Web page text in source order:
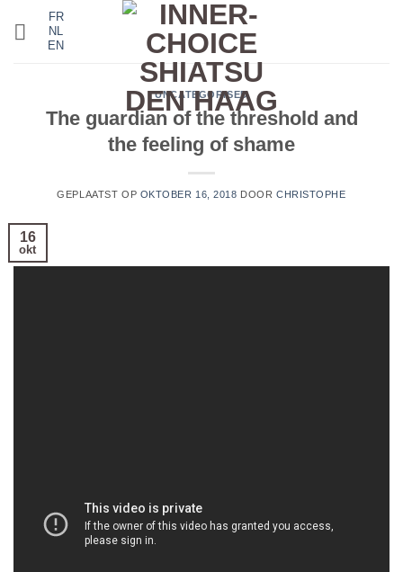
FR
NL
EN
UNCATEGORISED
The guardian of the threshold and
the feeling of shame
GEPLAATST OP OKTOBER 16, 2018 DOOR CHRISTOPHE
16
okt